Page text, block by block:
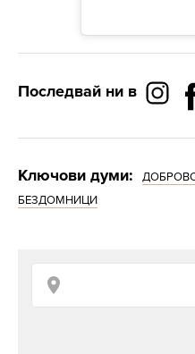
Последвай ни в
Ключови думи:
БЕЗДОМНИЦИ